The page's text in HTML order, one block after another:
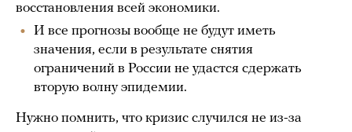
восстановления всей экономики.
И все прогнозы вообще не будут иметь
значения, если в результате снятия
ограничений в России не удастся сдержать
вторую волну эпидемии.
Нужно помнить, что кризис случился не из-за